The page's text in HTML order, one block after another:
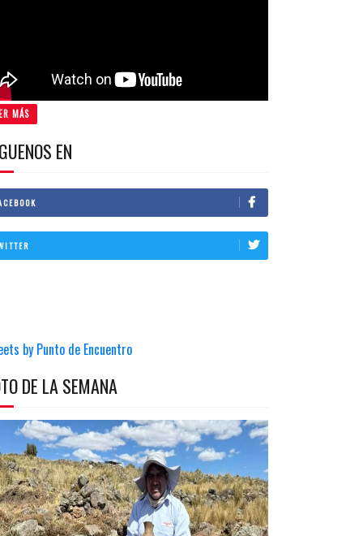
MÁS
EN
by Punto de Encuentro
DE LA SEMANA